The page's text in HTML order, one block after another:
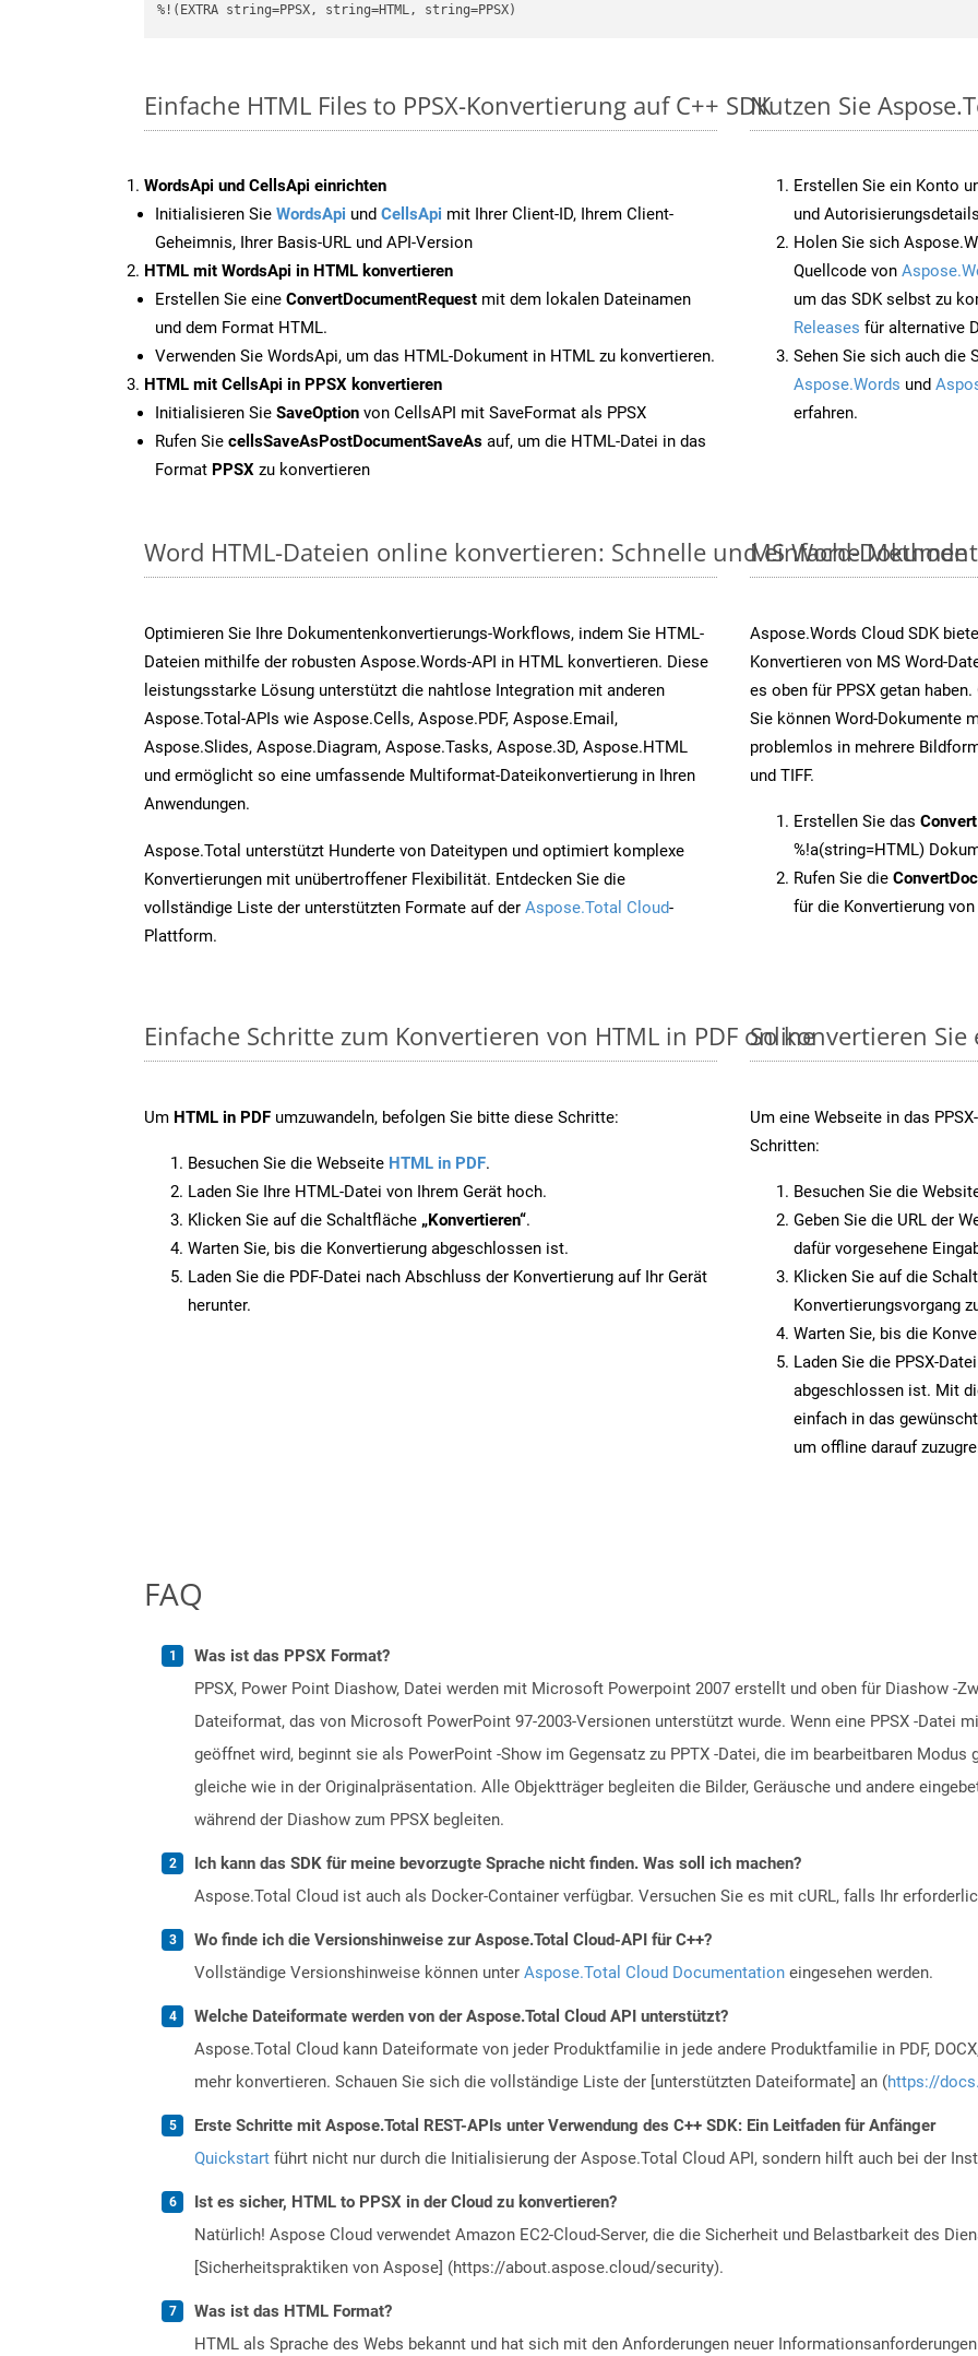
%!(EXTRA string=PPSX, string=HTML, string=PPSX)
Einfache HTML Files to PPSX-Konvertierung auf C++ SDK
WordsApi und CellsApi einrichten
Initialisieren Sie WordsApi und CellsApi mit Ihrer Client-ID, Ihrem Client-
Geheimnis, Ihrer Basis-URL und API-Version
HTML mit WordsApi in HTML konvertieren
Erstellen Sie eine ConvertDocumentRequest mit dem lokalen Dateinamen
und dem Format HTML.
Verwenden Sie WordsApi, um das HTML-Dokument in HTML zu konvertieren.
HTML mit CellsApi in PPSX konvertieren
Initialisieren Sie SaveOption von CellsAPI mit SaveFormat als PPSX
Rufen Sie cellsSaveAsPostDocumentSaveAs auf, um die HTML-Datei in das
Format PPSX zu konvertieren
Nutzen Sie
Erstellen Sie ein Konto
und
Holen Sie sich
Quellcode von
um das SDK selbst zu
Releases für alternative
Sehen Sie sich auch die
Aspose.Words und
erfahren.
Word HTML-Dateien online konvertieren: Schnelle und einfache Methode
Optimieren Sie Ihre Dokumentenkonvertierungs-Workflows, indem Sie HTML-
Dateien mithilfe der robusten Aspose.Words-API in HTML konvertieren. Diese
leistungsstarke Lösung unterstützt die nahtlose Integration mit anderen
Aspose.Total-APIs wie Aspose.Cells, Aspose.PDF, Aspose.Email,
Aspose.Slides, Aspose.Diagram, Aspose.Tasks, Aspose.3D, Aspose.HTML
und ermöglicht so eine umfassende Multiformat-Dateikonvertierung in Ihren
Anwendungen.
Aspose.Total unterstützt Hunderte von Dateitypen und optimiert komplexe
Konvertierungen mit unübertroffener Flexibilität. Entdecken Sie die
vollständige Liste der unterstützten Formate auf der Aspose.Total Cloud-
Plattform.
MS Word-
Aspose.Words Cloud SDK
Konvertieren von MS Word-
es oben für PPSX getan
Sie können Word-Dokumente
problemlos in mehrere
und TIFF.
Erstellen Sie das
%!a(string=HTML)
Rufen Sie die
für die Konvertierung
Einfache Schritte zum Konvertieren von HTML in PDF online
Um HTML in PDF umzuwandeln, befolgen Sie bitte diese Schritte:
Besuchen Sie die Webseite HTML in PDF.
Laden Sie Ihre HTML-Datei von Ihrem Gerät hoch.
Klicken Sie auf die Schaltfläche „Konvertieren“.
Warten Sie, bis die Konvertierung abgeschlossen ist.
Laden Sie die PDF-Datei nach Abschluss der Konvertierung auf Ihr Gerät
herunter.
So konvertieren Sie
Um eine Webseite in das
Schritten:
Besuchen Sie die
Geben Sie die URL der
dafür vorgesehene
Klicken Sie auf die
Konvertierungsvorgang
Warten Sie, bis die
Laden Sie die PPSX-
abgeschlossen ist. Mit
einfach in das
um offline darauf
FAQ
Was ist das PPSX Format?
PPSX, Power Point Diashow, Datei werden mit Microsoft Powerpoint 2007 erstellt und oben für Diashow -
Dateiformat, das von Microsoft PowerPoint 97-2003-Versionen unterstützt wurde. Wenn eine PPSX -Datei
geöffnet wird, beginnt sie als PowerPoint -Show im Gegensatz zu PPTX -Datei, die im bearbeitbaren
gleiche wie in der Originalpräsentation. Alle Objektträger begleiten die Bilder, Geräusche und andere
während der Diashow zum PPSX begleiten.
Ich kann das SDK für meine bevorzugte Sprache nicht finden. Was soll ich machen?
Aspose.Total Cloud ist auch als Docker-Container verfügbar. Versuchen Sie es mit cURL, falls Ihr
Wo finde ich die Versionshinweise zur Aspose.Total Cloud-API für C++?
Vollständige Versionshinweise können unter Aspose.Total Cloud Documentation eingesehen werden.
Welche Dateiformate werden von der Aspose.Total Cloud API unterstützt?
Aspose.Total Cloud kann Dateiformate von jeder Produktfamilie in jede andere Produktfamilie in PDF, DOCX,
mehr konvertieren. Schauen Sie sich die vollständige Liste der [unterstützten Dateiformate] an (https://
Erste Schritte mit Aspose.Total REST-APIs unter Verwendung des C++ SDK: Ein Leitfaden für Anfänger
Quickstart führt nicht nur durch die Initialisierung der Aspose.Total Cloud API, sondern hilft auch bei der
Ist es sicher, HTML to PPSX in der Cloud zu konvertieren?
Natürlich! Aspose Cloud verwendet Amazon EC2-Cloud-Server, die die Sicherheit und Belastbarkeit des
[Sicherheitspraktiken von Aspose] (https://about.aspose.cloud/security).
Was ist das HTML Format?
HTML als Sprache des Webs bekannt und hat sich mit den Anforderungen neuer